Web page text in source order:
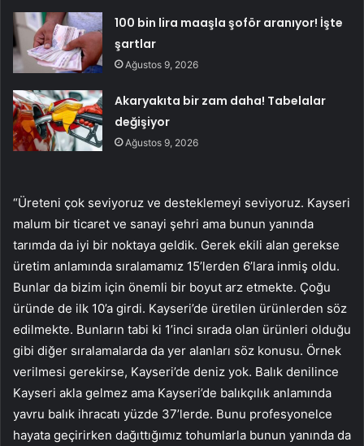
100 bin lira maaşla şoför aranıyor! İşte
şartlar
Ağustos 9, 2026
Akaryakıta bir zam daha! Tabelalar
değişiyor
Ağustos 9, 2026
“Üreteni çok seviyoruz ve desteklemeyi seviyoruz. Kayseri
malum bir ticaret ve sanayi şehri ama bunun yanında
tarımda da iyi bir noktaya geldik. Gerek ekili alan gerekse
üretim anlamında sıralamamız 15’lerden 6’lara inmiş oldu.
Bunlar da bizim için önemli bir boyut arz etmekte. Çoğu
üründe de ilk 10’a girdi. Kayseri’de üretilen ürünlerden söz
edilmekte. Bunların tabi ki 1’inci sırada olan ürünleri olduğu
gibi diğer sıralamalarda da yer alanları söz konusu. Örnek
verilmesi gerekirse, Kayseri’de deniz yok. Balık denilince
Kayseri akla gelmez ama Kayseri’de balıkçılık anlamında
yavru balık ihracatı yüzde 37’lerde. Bunu profesyonelce
hayata geçirirken dağıttığımız tohumlarla bunun yanında da